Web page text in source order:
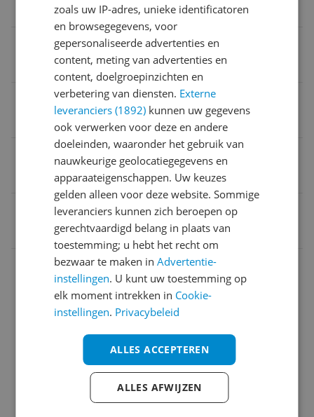
Specificaties
Opslag
Intel Core i5
0707565805193
Aansluitingen
Algemeen
Functies
Scherm
zoals uw IP-adres, unieke identificatoren
en browsegegevens, voor
gepersonaliseerde advertenties en
content, meting van advertenties en
content, doelgroepinzichten en
verbetering van diensten. Externe
leveranciers (1892) kunnen uw gegevens
ook verwerken voor deze en andere
doeleinden, waaronder het gebruik van
nauwkeurige geolocatiegegevens en
apparaateigenschappen. Uw keuzes
gelden alleen voor deze website. Sommige
leveranciers kunnen zich beroepen op
gerechtvaardigd belang in plaats van
toestemming; u hebt het recht om
bezwaar te maken inAdvertentie-
instellingen. U kunt uw toestemming op
elk moment intrekken in Cookie-
instellingen. Privacybeleid
ALLES ACCEPTEREN
ALLES AFWIJZEN